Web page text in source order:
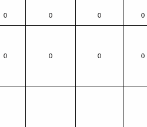
0 0 0 0
0 0 0 0